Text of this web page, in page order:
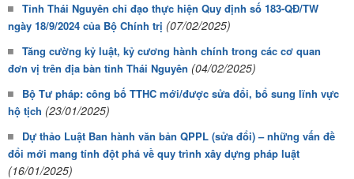
Tỉnh Thái Nguyên chỉ đạo thực hiện Quy định số 183-QĐ/TW
ngày 18/9/2024 của Bộ Chính trị (07/02/2025)
Tăng cường kỷ luật, kỷ cương hành chính trong các cơ quan
đơn vị trên địa bàn tỉnh Thái Nguyên (04/02/2025)
Bộ Tư pháp: công bố TTHC mới/được sửa đổi, bổ sung lĩnh vực
hộ tịch (23/01/2025)
Dự thảo Luật Ban hành văn bản QPPL (sửa đổi) – những vấn đề
đổi mới mang tính đột phá về quy trình xây dựng pháp luật
(16/01/2025)